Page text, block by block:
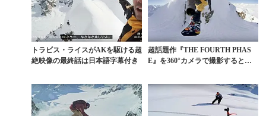
トラビス・ライスがAKを駆ける超
絶映像の最終話は日本語字幕付き
超話題作『THE FOURTH PHAS
E』を360°カメラで撮影するとこ